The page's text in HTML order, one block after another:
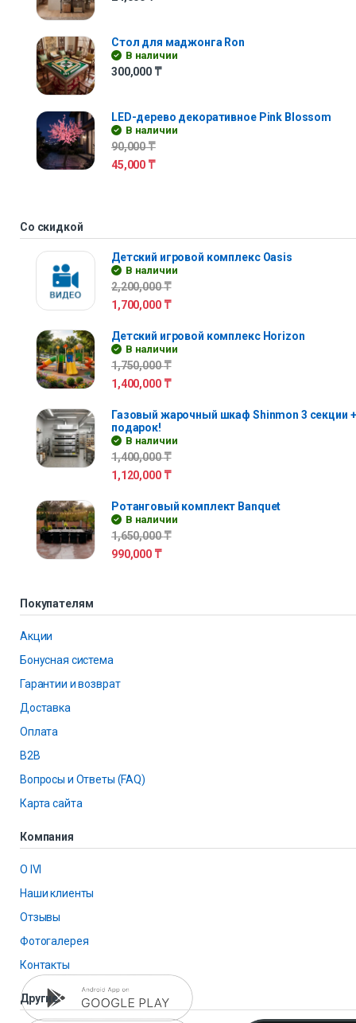
Стол для маджонга Ron
В наличии
300,000 ₸
LED-дерево декоративное Pink Blossom
В наличии
90,000₸
45,000 ₸
Со скидкой
Детский игровой комплекс Oasis
В наличии
2,200,000₸
1,700,000 ₸
Детский игровой комплекс Horizon
В наличии
1,750,000₸
1,400,000 ₸
Газовый жарочный шкаф Shinmon 3 секции
подарок!
В наличии
1,400,000₸
1,120,000 ₸
Ротанговый комплект Banquet
В наличии
1,650,000₸
990,000 ₸
Покупателям
Акции
Бонусная система
Гарантии и возврат
Доставка
Оплата
B2B
Вопросы и Ответы (FAQ)
Карта сайта
Компания
О IVI
Наши клиенты
Отзывы
Фотогалерея
Контакты
Другие